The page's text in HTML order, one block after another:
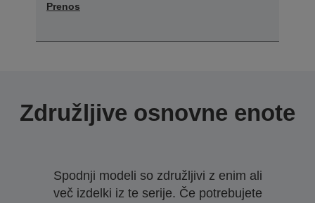
Prenos
Združljive osnovne enote
Spodnji modeli so združljivi z enim ali
več izdelki iz te serije. Če potrebujete